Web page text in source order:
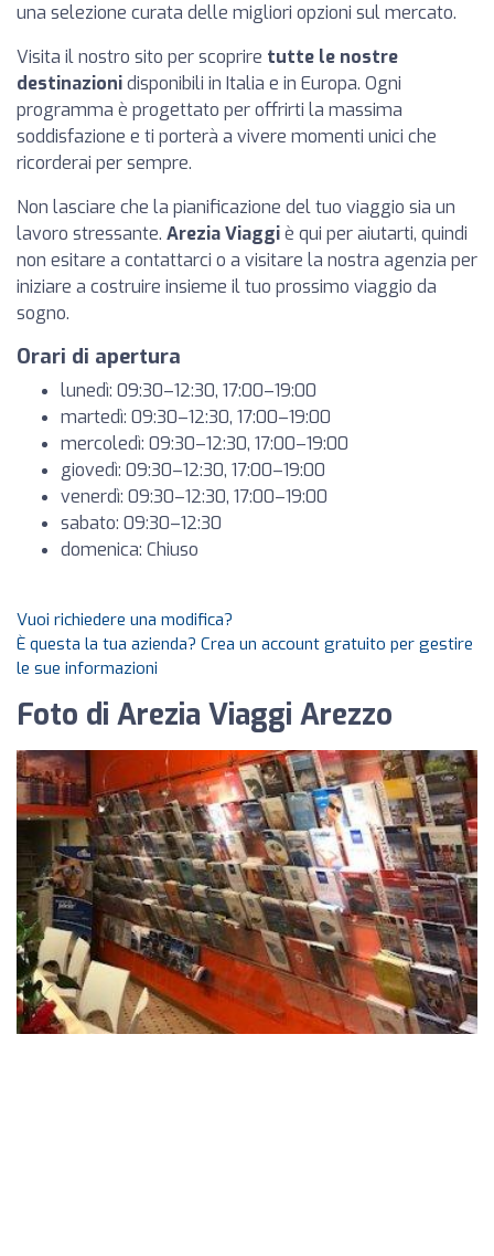
una selezione curata delle migliori opzioni sul mercato.
Visita il nostro sito per scoprire tutte le nostre
destinazionidisponibili in Italia e in Europa. Ogni
programma è progettato per offrirti la massima
soddisfazione e ti porterà a vivere momenti unici che
ricorderai per sempre.
Non lasciare che la pianificazione del tuo viaggio sia un
lavoro stressante. Arezia Viaggiè qui per aiutarti, quindi
non esitare a contattarci o a visitare la nostra agenzia per
iniziare a costruire insieme il tuo prossimo viaggio da
sogno.
Orari di apertura
lunedì: 09:30–12:30, 17:00–19:00
martedì: 09:30–12:30, 17:00–19:00
mercoledì: 09:30–12:30, 17:00–19:00
giovedì: 09:30–12:30, 17:00–19:00
venerdì: 09:30–12:30, 17:00–19:00
sabato: 09:30–12:30
domenica: Chiuso
Vuoi richiedere una modifica?
È questa la tua azienda? Crea un account gratuito per gestire
le sue informazioni
Foto di Arezia Viaggi Arezzo